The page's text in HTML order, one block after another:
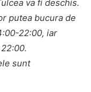
va fi deschis.
putea bucura de
22:00, iar
sunt